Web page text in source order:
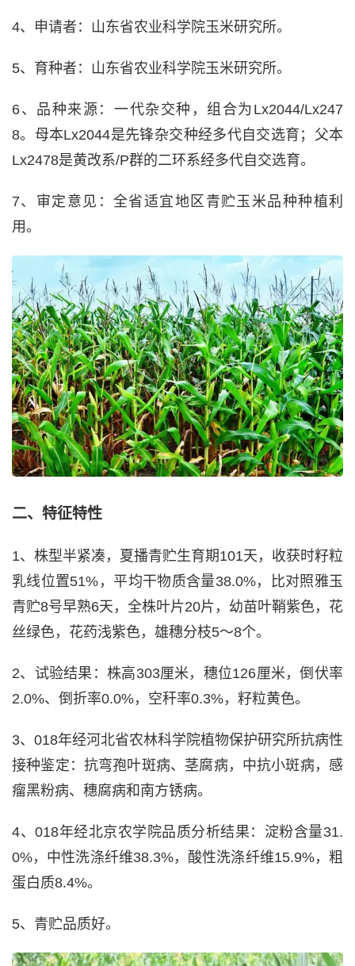
4、申请者：山东省农业科学院玉米研究所。
5、育种者：山东省农业科学院玉米研究所。
6、品种来源：一代杂交种，组合为Lx2044/Lx247
8。母本Lx2044是先锋杂交种经多代自交选育；父本
Lx2478是黄改系/P群的二环系经多代自交选育。
7、审定意见：全省适宜地区青贮玉米品种种植利
用。
二、特征特性
1、株型半紧凑，夏播青贮生育期101天，收获时籽粒
乳线位置51%，平均干物质含量38.0%，比对照雅玉
青贮8号早熟6天，全株叶片20片，幼苗叶鞘紫色，花
丝绿色，花药浅紫色，雄穗分枝5～8个。
2、试验结果：株高303厘米，穗位126厘米，倒伏率
2.0%、倒折率0.0%，空秆率0.3%，籽粒黄色。
3、018年经河北省农林科学院植物保护研究所抗病性
接种鉴定：抗弯孢叶斑病、茎腐病，中抗小斑病，感
瘤黑粉病、穗腐病和南方锈病。
4、018年经北京农学院品质分析结果：淀粉含量31.
0%，中性洗涤纤维38.3%，酸性洗涤纤维15.9%，粗
蛋白质8.4%。
5、青贮品质好。